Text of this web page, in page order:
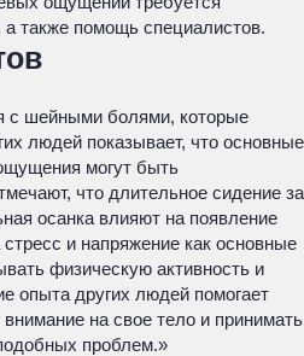
также помощь специалистов.
с шейными болями, которые
людей показывает, что основные
могут быть
что длительное сидение за
осанка влияют на появление
и напряжение как основные
физическую активность и
опыта других людей помогает
на свое тело и принимать
проблем.»